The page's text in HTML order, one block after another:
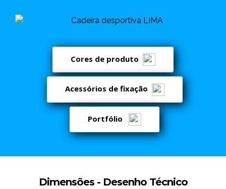
Cores de produto
Acessórios de fixação
Portfólio
Dimensões - Desenho Técnico